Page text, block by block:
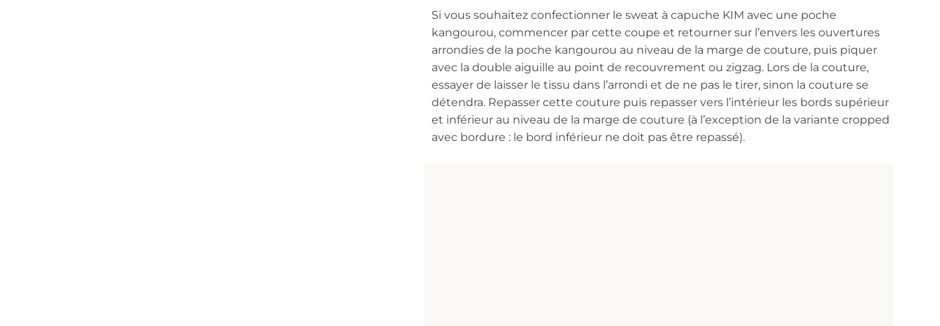
Si vous souhaitez confectionner le sweat à capuche KIM avec une poche
kangourou, commencer par cette coupe et retourner sur l’envers les ouvertures
arrondies de la poche kangourou au niveau de la marge de couture, puis piquer
avec la double aiguille au point de recouvrement ou zigzag. Lors de la couture,
essayer de laisser le tissu dans l’arrondi et de ne pas le tirer, sinon la couture se
détendra. Repasser cette couture puis repasser vers l’intérieur les bords supérieur
et inférieur au niveau de la marge de couture (à l’exception de la variante cropped
avec bordure : le bord inférieur ne doit pas être repassé).